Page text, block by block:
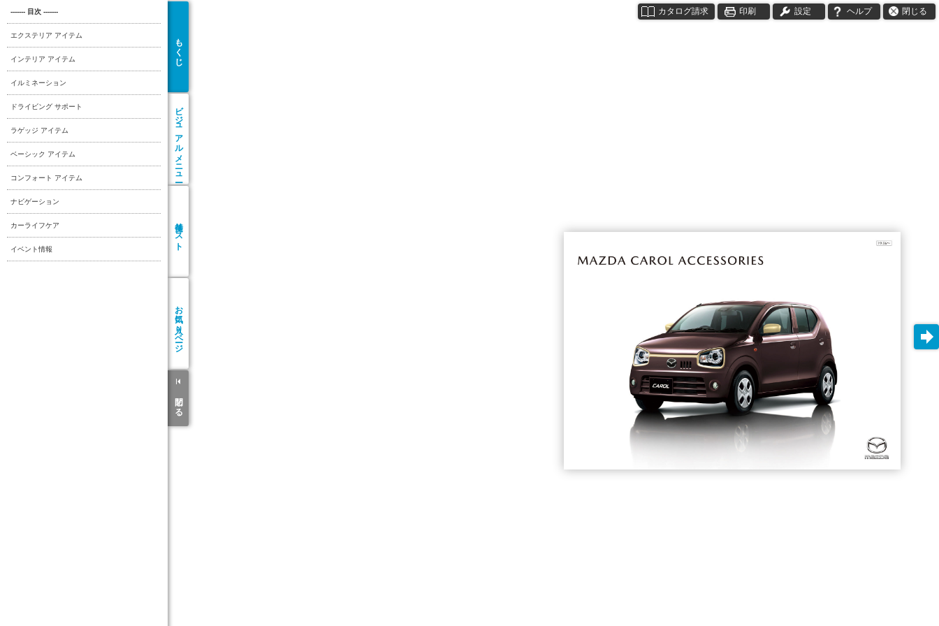
カタログ請求 印刷 設定 ヘルプ 閉じる
もくじ
ビジュアル
メニュー
リスト
お気に入り
ページ
閉じる
------- 目次 -------
エクステリア アイテム
インテリア アイテム
イルミネーション
ドライビング サポート
ラゲッジ アイテム
ベーシック アイテム
コンフォート アイテム
ナビゲーション
カーライフケア
イベント情報